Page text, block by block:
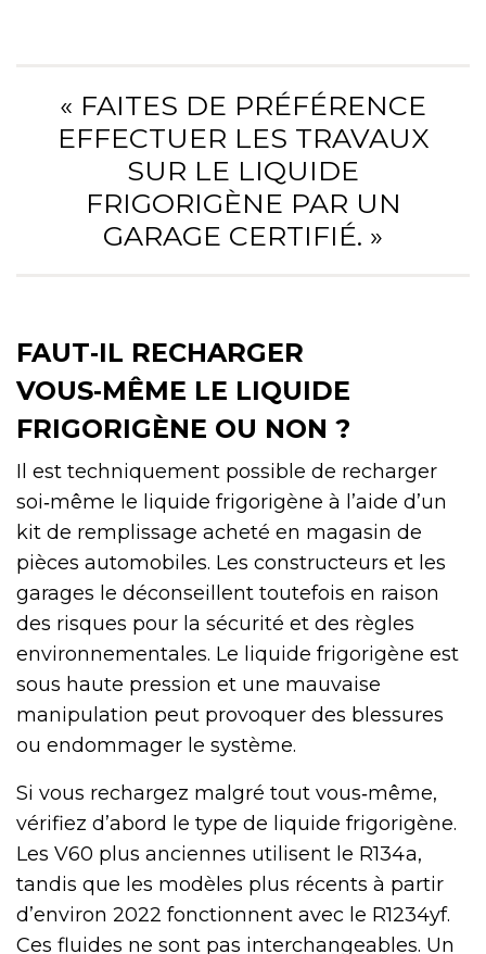
« FAITES DE PRÉFÉRENCE
EFFECTUER LES TRAVAUX
SUR LE LIQUIDE
FRIGORIGÈNE PAR UN
GARAGE CERTIFIÉ. »
FAUT‑IL RECHARGER
VOUS‑MÊME LE LIQUIDE
FRIGORIGÈNE OU NON ?
Il est techniquement possible de recharger
soi‑même le liquide frigorigène à l’aide d’un
kit de remplissage acheté en magasin de
pièces automobiles. Les constructeurs et les
garages le déconseillent toutefois en raison
des risques pour la sécurité et des règles
environnementales. Le liquide frigorigène est
sous haute pression et une mauvaise
manipulation peut provoquer des blessures
ou endommager le système.
Si vous rechargez malgré tout vous‑même,
vérifiez d’abord le type de liquide frigorigène.
Les V60 plus anciennes utilisent le R134a,
tandis que les modèles plus récents à partir
d’environ 2022 fonctionnent avec le R1234yf.
Ces fluides ne sont pas interchangeables. Un